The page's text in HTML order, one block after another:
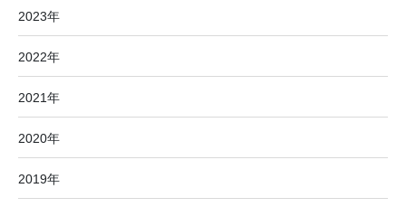
2023年
2022年
2021年
2020年
2019年